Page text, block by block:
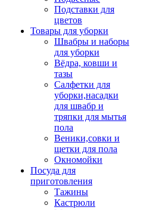
Подставки для
цветов
Товары для уборки
Швабры и наборы
для уборки
Вёдра, ковши и
тазы
Салфетки для
уборки,насадки
для швабр и
тряпки для мытья
пола
Веники,совки и
щетки для пола
Окномойки
Посуда для
приготовления
Тажины
Кастрюли